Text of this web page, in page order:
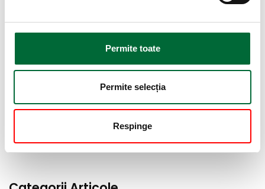
Permite toate
Permite selecția
Respinge
Vreau Sa Ma Inscriu